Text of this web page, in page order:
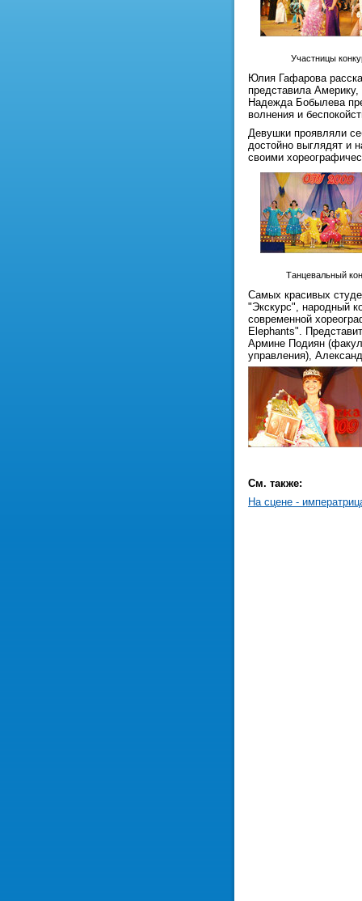
Участницы
Юлия Гафарова
представила
Надежда Бобылева
волнения и
Девушки проявляли
достойно выглядят и
своими
Танцевальный
Самых красивых
"Экскурс", народный
современной
Elephants".
Армине Подиян
управления),
См. также:
На сцене -